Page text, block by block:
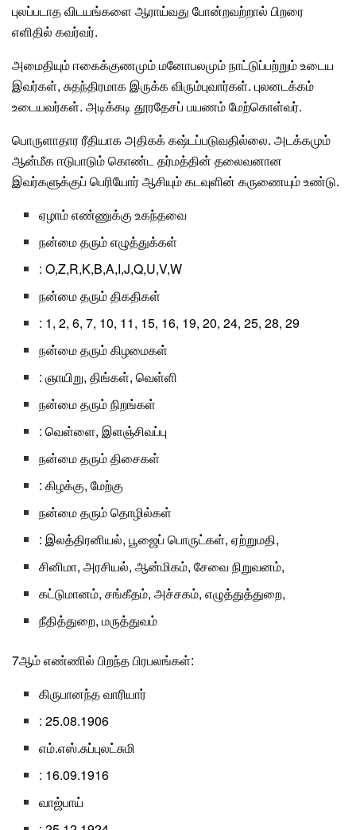
புலப்படாத விடயங்களை ஆராய்வது போன்றவற்றால் பிறரை
எளிதில் கவர்வர்.
அமைதியும் ஈகைக்குணமும்மனோபலமும்நாட்டுப்பற்றும் உடைய
இவர்கள், சுதந்திரமாக இருக்க விரும்புவார்கள். புலனடக்கம்
உடையவர்கள். அடிக்கடி தூரதேசப் பயணம் மேற்கொள்வர்.
பொருளாதார ரீதியாக அதிகக் கஷ்டப்படுவதில்லை. அடக்கமும்
ஆன்மீக ஈடுபாடும்கொண்ட தர்மத்தின் தலைவனான
இவர்களுக்குப் பெரியோர்ஆசியும் கடவுளின் கருணையும் உண்டு.
ஏழாம் எண்ணுக்கு உகந்தவை
நன்மை தரும் எழுத்துக்கள்
:O,Z,R,K,B,A,I,J,Q,U,V,W
நன்மை தரும் திகதிகள்
: 1, 2, 6, 7, 10, 11, 15, 16, 19, 20, 24, 25, 28, 29
நன்மை தரும் கிழமைகள்
:ஞாயிறு, திங்கள், வெள்ளி
நன்மை தரும் நிறங்கள்
:வெள்ளை, இளஞ்சிவப்பு
நன்மை தரும் திசைகள்
:கிழக்கு, மேற்கு
நன்மை தரும் தொழில்கள்
: இலத்திரனியல், பூஜைப் பொருட்கள், ஏற்றுமதி,
சினிமா, அரசியல், ஆன்மிகம், சேவை நிறுவனம்,
கட்டுமானம், சங்கீதம், அச்சகம், எழுத்துத்துறை,
நீதித்துறை, மருத்துவம்
7ஆம் எண்ணில் பிறந்த பிரபலங்கள்:
கிருபானந்த வாரியார்
: 25.08.1906
எம்.எஸ்.சுப்புலட்சுமி
: 16.09.1916
வாஜ்பாய்